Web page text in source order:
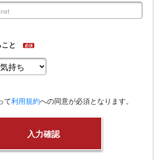
と 必須
て利用規約への同意が必須となります。